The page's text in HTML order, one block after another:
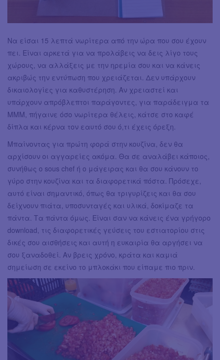
Να είσαι 15 λεπτά νωρίτερα από την ώρα που σου έχουν
πει. Είναι αρκετά για να προλάβεις να δεις λίγο τους
χώρους, να αλλάξεις με την ηρεμία σου και να κάνεις
ακριβώς την εντύπωση που χρειάζεται. Δεν υπάρχουν
δικαιολογίες για καθυστέρηση. Αν χρειαστεί και
υπάρχουν απρόβλεπτοι παράγοντες, για παράδειγμα τα
ΜΜΜ, πήγαινε όσο νωρίτερα θέλεις, κάτσε στο καφέ
δίπλα και κέρνα τον εαυτό σου ό,τι έχεις όρεξη.
Μπαίνοντας για πρώτη φορά στην κουζίνα, δεν θα
αρχίσουν οι αγγαρείες ακόμα. Θα σε αναλάβει κάποιος,
συνήθως ο sous chef ή ο μάγειρας και θα σου κάνουν το
γύρο στην κουζίνα και τα διαφορετικά πόστα. Πρόσεχε,
αυτό είναι σημαντικό, όπως θα τριγυρίζεις και θα σου
δείχνουν πιάτα, υποσυνταγές και υλικά, δοκίμαζε τα
πάντα. Τα πάντα όμως. Είναι σαν να κάνεις ένα γρήγορο
download, τις διαφορετικές γεύσεις του εστιατορίου στις
δικές σου αισθήσεις και αυτή η ευκαιρία θα αργήσει να
σου ξαναδοθεί. Αν βρεις χρόνο, κράτα και καμιά
σημείωση σε εκείνο το μπλοκάκι που είπαμε πιο πριν.